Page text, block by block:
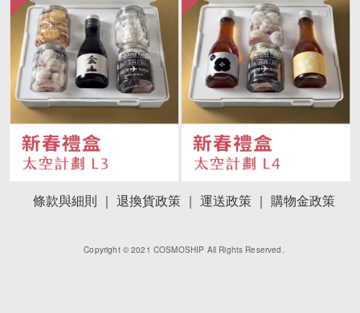
條款與細則 ｜ 退換貨政策 ｜ 運送政策 ｜ 購物金政策
Copyright © 2021 COSMOSHIP All Rights Reserved.